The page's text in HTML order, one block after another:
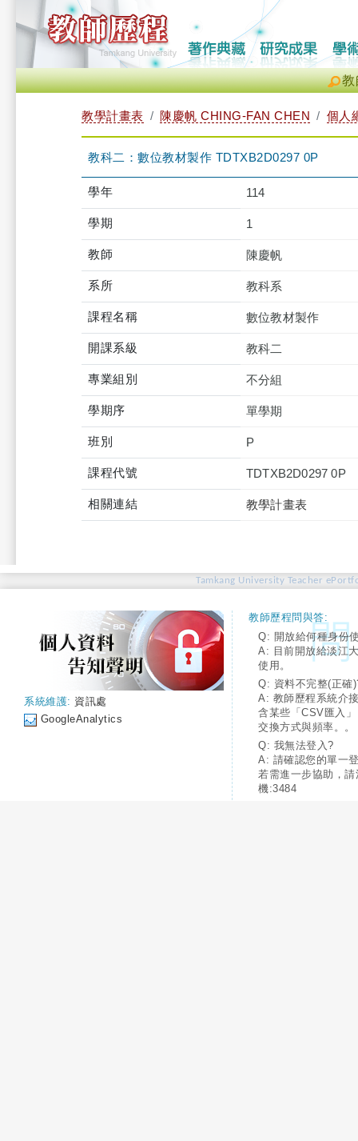
教
教學計畫表 陳慶帆 CHING-FAN CHEN 個人
教科二：數位教材製作 TDTXB2D0297 0P
學年 114
學期 1
教師 陳慶帆
系所 教科系
課程名稱 數位教材製作
開課系級 教科二
專業組別 不分組
學期序 單學期
班別 P
課程代號 TDTXB2D0297 0P
相關連結 教學計畫表
Tamkang University Teacher
系統維護: 資訊處
GoogleAnalytics
教師歷程問與答:
Q: 開放給何種身份
A: 目前開放給淡江
使用。
Q: 資料不完整(正確
A: 教師歷程系統介
含某些「CSV匯入
交換方式與頻率。。
Q: 我無法登入?
A: 請確認您的單一
若需進一步協助，
機:3484